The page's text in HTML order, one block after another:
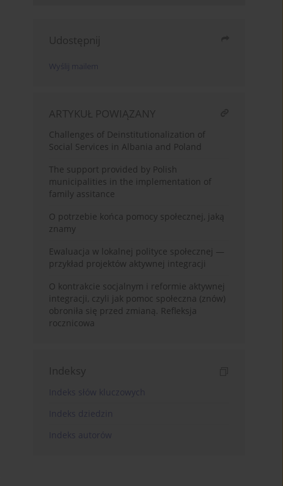
Udostępnij
Wyślij mailem
ARTYKUŁ POWIĄZANY
Challenges of Deinstitutionalization of
Social Services in Albania and Poland
The support provided by Polish
municipalities in the implementation of
family assitance
O potrzebie końca pomocy społecznej, jaką
znamy
Ewaluacja w lokalnej polityce społecznej —
przykład projektów aktywnej integracji
O kontrakcie socjalnym i reformie aktywnej
integracji, czyli jak pomoc społeczna (znów)
obroniła się przed zmianą. Refleksja
rocznicowa
Indeksy
Indeks słów kluczowych
Indeks dziedzin
Indeks autorów